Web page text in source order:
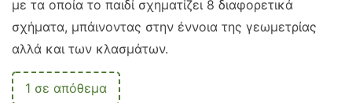
με τα οποία το παιδί σχηματίζει 8 διαφορετικά
σχήματα, μπάινοντας στην έννοια της γεωμετρίας
αλλά και των κλασμάτων.
1 σε απόθεμα